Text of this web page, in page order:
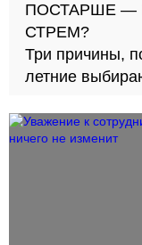
ПОСТАРШЕ —
СТРЕМ?
Три причины,
летние